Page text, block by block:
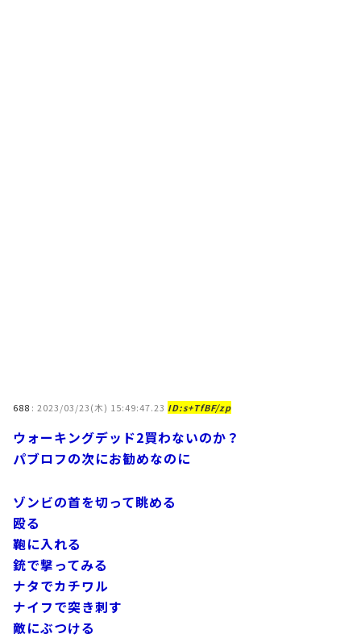
688 : 2023/03/23(木) 15:49:47.23 ID:s+TfBF/zp
ウォーキングデッド2買わないのか？
パブロフの次にお勧めなのに
ゾンビの首を切って眺める
殴る
鞄に入れる
銃で撃ってみる
ナタでカチワル
ナイフで突き刺す
敵にぶつける